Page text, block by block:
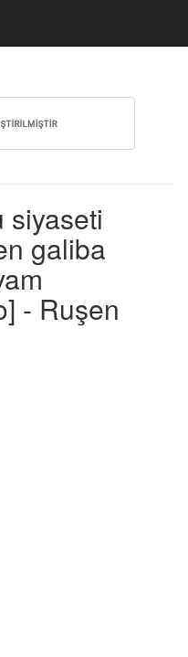
siyaseti
galiba
- Ruşen